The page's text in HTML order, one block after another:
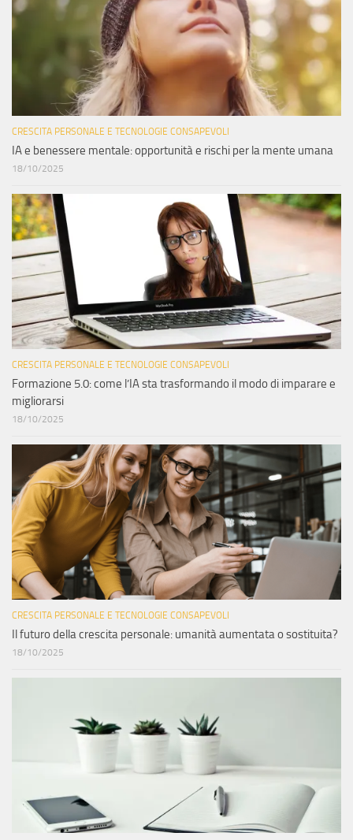
CRESCITA PERSONALE E TECNOLOGIE CONSAPEVOLI
IA e benessere mentale: opportunità e rischi per la mente umana
18/10/2025
CRESCITA PERSONALE E TECNOLOGIE CONSAPEVOLI
Formazione 5.0: come l’IA sta trasformando il modo di imparare e
migliorarsi
18/10/2025
CRESCITA PERSONALE E TECNOLOGIE CONSAPEVOLI
Il futuro della crescita personale: umanità aumentata o sostituita?
18/10/2025